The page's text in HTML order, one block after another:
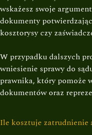
wskażesz swoje
dokumenty
kosztorysy czy
W przypadku dalszych
wniesienie sprawy do
prawnika, który pomoże
dokumentów oraz
Ile kosztuje zatrudnienie